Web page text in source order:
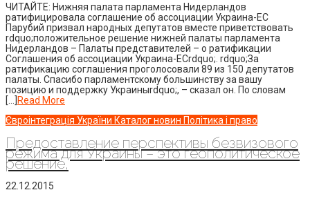
ЧИТАЙТЕ: Нижняя палата парламента Нидерландов
ратифицировала соглашение об ассоциации Украина-ЕС
Парубий призвал народных депутатов вместе приветствовать
rdquo;положительное решение нижней палаты парламента
Нидерландов – Палаты представителей – о ратификации
Соглашения об ассоциации Украина-ЕСrdquo;. rdquo;За
ратификацию соглашения проголосовали 89 из 150 депутатов
палаты. Спасибо парламентскому большинству за вашу
позицию и поддержку Украиныrdquo;, – сказал он. По словам
[…]
Read More
Євроінтеграція України Каталог новин Політика і право
Предоставление перспективы безвизового
режима для Украины – это геополитическое
решение,
22.12.2015